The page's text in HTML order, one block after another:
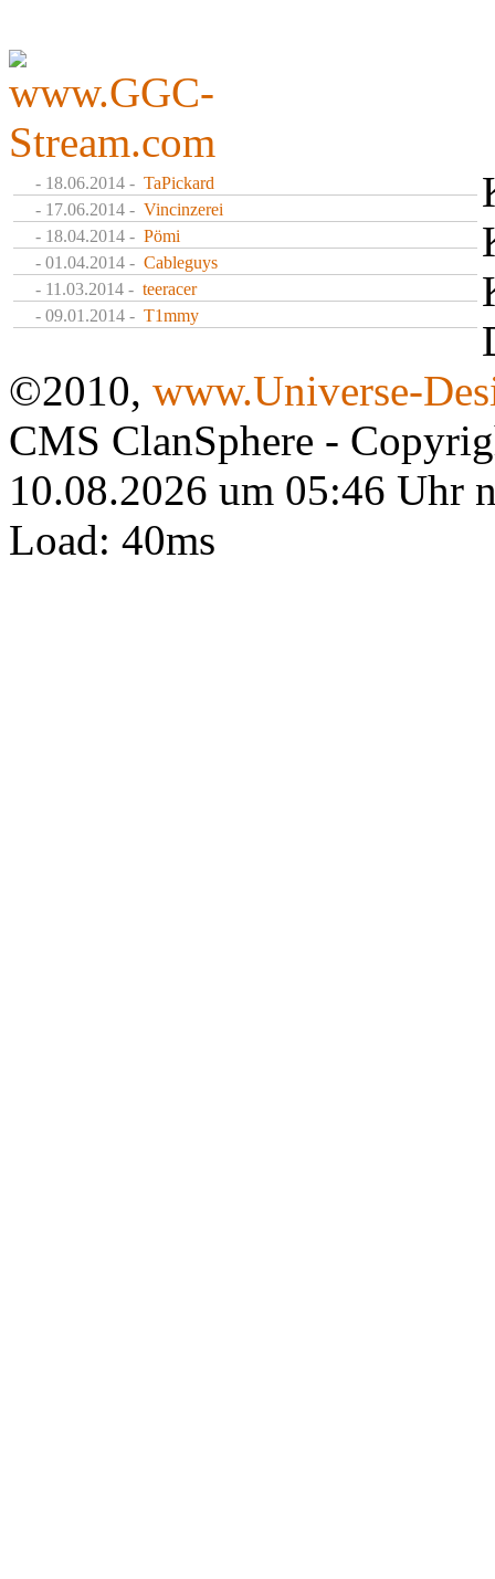
- 18.06.2014 - TaPickard
- 17.06.2014 - Vincinzerei
- 18.04.2014 - Pömi
- 01.04.2014 - Cableguys
- 11.03.2014 - teeracer
- 09.01.2014 - T1mmy
©2010, www.Universe-
CMS ClanSphere -
10.08.2026 um 05:46 Uhr
Load: 40ms